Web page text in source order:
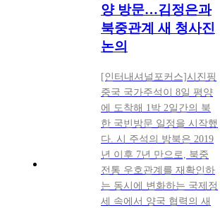
양 방문…김정은과
북중관계 새 청사진
논의
[인터내셔널포커스]시진핑
중국 국가주석이 8일 평양
에 도착해 1박 2일간의 북
한 국빈방문 일정을 시작했
다. 시 주석의 방북은 2019
년 이후 7년 만으로, 북중
전통 우호관계를 재확인하
는 동시에 변화하는 국제정
세 속에서 양국 협력의 새